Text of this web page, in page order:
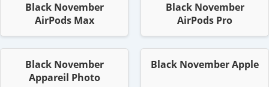
Black November
AirPods Max
Black November
AirPods Pro
Black November
Appareil Photo
Black November Apple